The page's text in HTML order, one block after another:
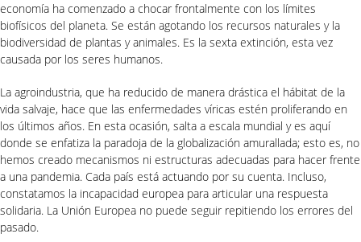
economía ha comenzado a chocar frontalmente con los límites
biofísicos del planeta. Se están agotando los recursos naturales y la
biodiversidad de plantas y animales. Es la sexta extinción, esta vez
causada por los seres humanos.
La agroindustria, que ha reducido de manera drástica el hábitat de la
vida salvaje, hace que las enfermedades víricas estén proliferando en
los últimos años. En esta ocasión, salta a escala mundial y es aquí
donde se enfatiza la paradoja de la globalización amurallada; esto es, no
hemos creado mecanismos ni estructuras adecuadas para hacer frente
a una pandemia. Cada país está actuando por su cuenta. Incluso,
constatamos la incapacidad europea para articular una respuesta
solidaria. La Unión Europea no puede seguir repitiendo los errores del
pasado.